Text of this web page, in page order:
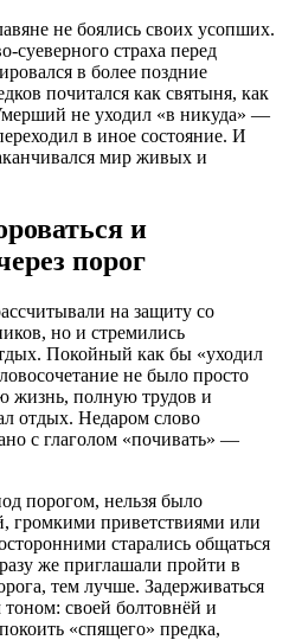
не боялись своих усопших.
суеверного страха перед
в более поздние
почитался как святыня, как
не уходил «в никуда» —
в иное состояние. И
мир живых и
и
порог
на защиту со
но и стремились
Покойный как бы «уходил
не было просто
жизнь, полную трудов и
отдых. Недаром слово
с глаголом «почивать» —
порогом, нельзя было
громкими приветствиями или
старались общаться
же приглашали пройти в
тем лучше. Задерживаться
своей болтовнёй и
«спящего» предка,